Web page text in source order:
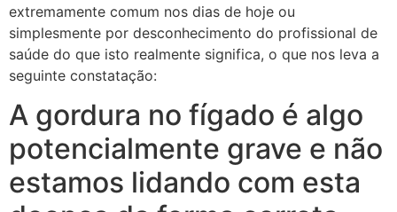
extremamente comum nos dias de hoje ou
simplesmente por desconhecimento do profissional de
saúde do que isto realmente significa, o que nos leva a
seguinte constatação:
A gordura no fígado é algo
potencialmente grave e não
estamos lidando com esta